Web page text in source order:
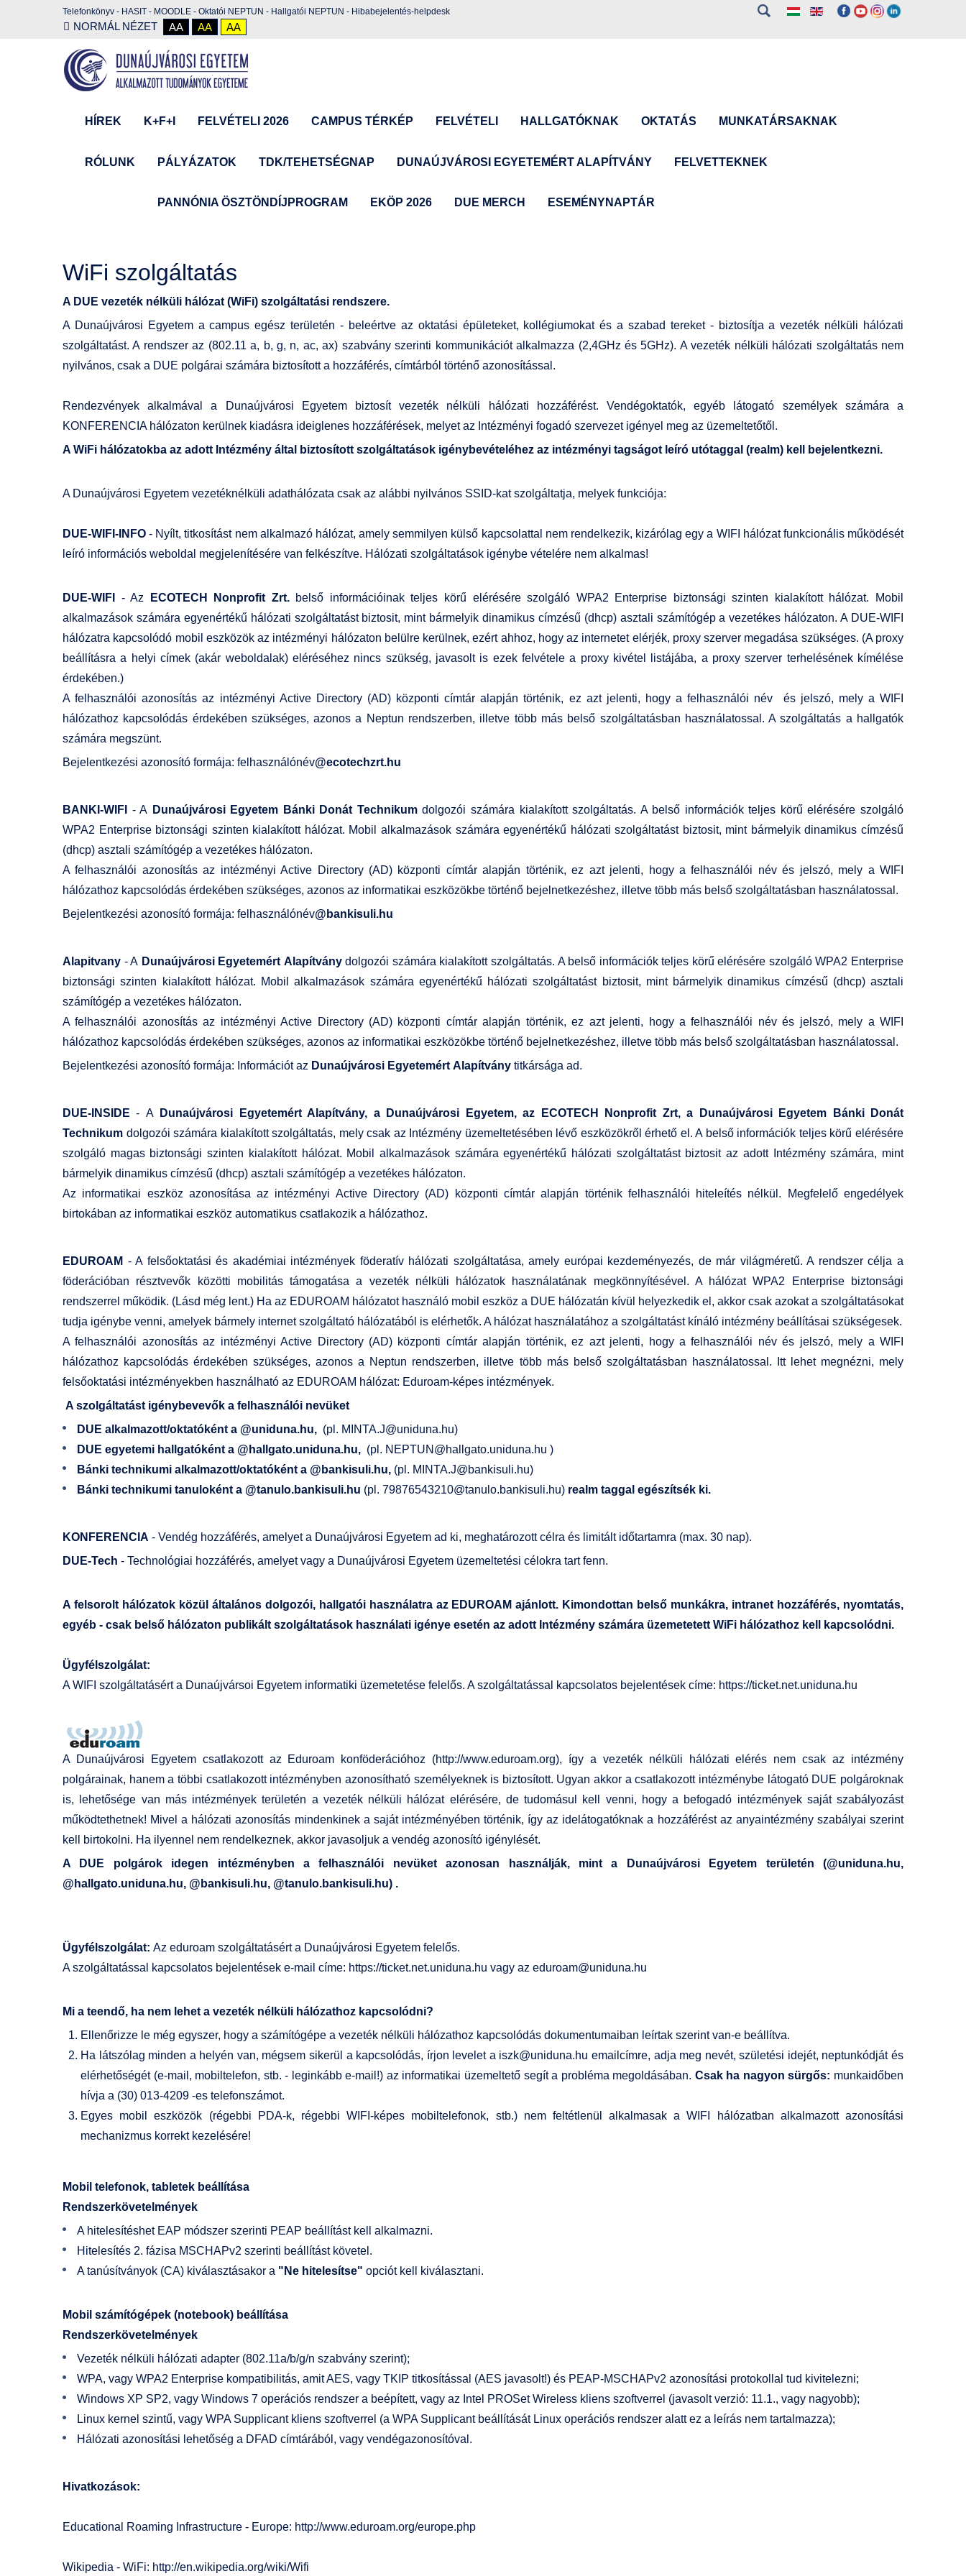
Telefonkönyv - HASIT - MOODLE - Oktatói NEPTUN - Hallgatói NEPTUN - Hibabejelentés-helpdesk
NORMÁL NÉZET AA AA AA
HÍREK K+F+I FELVÉTELI 2026 CAMPUS TÉRKÉP FELVÉTELI HALLGATÓKNAK OKTATÁS MUNKATÁRSAKNAK
RÓLUNK PÁLYÁZATOK TDK/TEHETSÉGNAP DUNAÚJVÁROSI EGYETEMÉRT ALAPÍTVÁNY FELVETTEKNEK
PANNÓNIA ÖSZTÖNDÍJPROGRAM EKÖP 2026 DUE MERCH ESEMÉNYNAPTÁR
WiFi szolgáltatás
A DUE vezeték nélküli hálózat (WiFi) szolgáltatási rendszere.
A Dunaújvárosi Egyetem a campus egész területén - beleértve az oktatási épületeket, kollégiumokat és a szabad tereket - biztosítja a vezeték nélküli hálózati
szolgáltatást. A rendszer az (802.11 a, b, g, n, ac, ax) szabvány szerinti kommunikációt alkalmazza (2,4GHz és 5GHz). A vezeték nélküli hálózati szolgáltatás nem
nyilvános, csak a DUE polgárai számára biztosított a hozzáférés, címtárból történő azonosítással.
Rendezvények alkalmával a Dunaújvárosi Egyetem biztosít vezeték nélküli hálózati hozzáférést. Vendégoktatók, egyéb látogató személyek számára a
KONFERENCIA hálózaton kerülnek kiadásra ideiglenes hozzáférések, melyet az Intézményi fogadó szervezet igényel meg az üzemeltetőtől.
A WiFi hálózatokba az adott Intézmény által biztosított szolgáltatások igénybevételéhez az intézményi tagságot leíró utótaggal (realm) kell bejelentkezni.
A Dunaújvárosi Egyetem vezetéknélküli adathálózata csak az alábbi nyilvános SSID-kat szolgáltatja, melyek funkciója:
DUE-WIFI-INFO - Nyílt, titkosítást nem alkalmazó hálózat, amely semmilyen külső kapcsolattal nem rendelkezik, kizárólag egy a WIFI hálózat funkcionális működését
leíró információs weboldal megjelenítésére van felkészítve. Hálózati szolgáltatások igénybe vételére nem alkalmas!
DUE-WIFI - Az ECOTECH Nonprofit Zrt.belső információinak teljes körű elérésére szolgáló WPA2 Enterprise biztonsági szinten kialakított hálózat. Mobil
alkalmazások számára egyenértékű hálózati szolgáltatást biztosit, mint bármelyik dinamikus címzésű (dhcp) asztali számítógép a vezetékes hálózaton. A DUE-WIFI
hálózatra kapcsolódó mobil eszközök az intézményi hálózaton belülre kerülnek, ezért ahhoz, hogy az internetet elérjék, proxy szerver megadása szükséges. (A proxy
beállításra a helyi címek (akár weboldalak) eléréséhez nincs szükség, javasolt is ezek felvétele a proxy kivétel listájába, a proxy szerver terhelésének kímélése
érdekében.)
A felhasználói azonosítás az intézményi Active Directory (AD) központi címtár alapján történik, ez azt jelenti, hogy a felhasználói név és jelszó, mely a WIFI
hálózathoz kapcsolódás érdekében szükséges, azonos a Neptun rendszerben, illetve több más belső szolgáltatásban használatossal. A szolgáltatás a hallgatók
számára megszünt.
Bejelentkezési azonosító formája: felhasználónév@ecotechzrt.hu
BANKI-WIFI - A Dunaújvárosi Egyetem Bánki Donát Technikumdolgozói számára kialakított szolgáltatás. A belső információk teljes körű elérésére szolgáló
WPA2 Enterprise biztonsági szinten kialakított hálózat. Mobil alkalmazások számára egyenértékű hálózati szolgáltatást biztosit, mint bármelyik dinamikus címzésű
(dhcp) asztali számítógép a vezetékes hálózaton.
A felhasználói azonosítás az intézményi Active Directory (AD) központi címtár alapján történik, ez azt jelenti, hogy a felhasználói név és jelszó, mely a WIFI
hálózathoz kapcsolódás érdekében szükséges, azonos az informatikai eszközökbe történő bejelnetkezéshez, illetve több más belső szolgáltatásban használatossal.
Bejelentkezési azonosító formája: felhasználónév@bankisuli.hu
Alapitvany - A Dunaújvárosi Egyetemért Alapítványdolgozói számára kialakított szolgáltatás. A belső információk teljes körű elérésére szolgáló WPA2 Enterprise
biztonsági szinten kialakított hálózat. Mobil alkalmazások számára egyenértékű hálózati szolgáltatást biztosit, mint bármelyik dinamikus címzésű (dhcp) asztali
számítógép a vezetékes hálózaton.
A felhasználói azonosítás az intézményi Active Directory (AD) központi címtár alapján történik, ez azt jelenti, hogy a felhasználói név és jelszó, mely a WIFI
hálózathoz kapcsolódás érdekében szükséges, azonos az informatikai eszközökbe történő bejelnetkezéshez, illetve több más belső szolgáltatásban használatossal.
Bejelentkezési azonosító formája: Információt az Dunaújvárosi Egyetemért Alapítvány titkársága ad.
DUE-INSIDE- A
Dunaújvárosi Egyetemért Alapítvány, a Dunaújvárosi Egyetem, az ECOTECH Nonprofit Zrt, a Dunaújvárosi Egyetem Bánki Donát
Technikum dolgozói számára kialakított szolgáltatás, mely csak az Intézmény üzemeltetésében lévő eszközökről érhető el. A belső információk teljes körű elérésére
szolgáló magas biztonsági szinten kialakított hálózat. Mobil alkalmazások számára egyenértékű hálózati szolgáltatást biztosit az adott Intézmény számára, mint
bármelyik dinamikus címzésű (dhcp) asztali számítógép a vezetékes hálózaton.
Az informatikai eszköz azonosítása az intézményi Active Directory (AD) központi címtár alapján történik felhasználói hiteleítés nélkül. Megfelelő engedélyek
birtokában az informatikai eszköz automatikus csatlakozik a hálózathoz.
EDUROAM - A felsőoktatási és akadémiai intézmények föderatív hálózati szolgáltatása, amely európai kezdeményezés, de már világméretű. A rendszer célja a
föderációban résztvevők közötti mobilitás támogatása a vezeték nélküli hálózatok használatának megkönnyítésével. A hálózat WPA2 Enterprise biztonsági
rendszerrel működik. (Lásd még lent.) Ha az EDUROAM hálózatot használó mobil eszköz a DUE hálózatán kívül helyezkedik el, akkor csak azokat a szolgáltatásokat
tudja igénybe venni, amelyek bármely internet szolgáltató hálózatából is elérhetők. A hálózat használatához a szolgáltatást kínáló intézmény beállításai szükségesek.
A felhasználói azonosítás az intézményi Active Directory (AD) központi címtár alapján történik, ez azt jelenti, hogy a felhasználói név és jelszó, mely a WIFI
hálózathoz kapcsolódás érdekében szükséges, azonos a Neptun rendszerben, illetve több más belső szolgáltatásban használatossal. Itt lehet megnézni, mely
felsőoktatási intézményekben használható az EDUROAM hálózat: Eduroam-képes intézmények.
A szolgáltatást igénybevevők a felhasználói nevüket
DUE alkalmazott/oktatóként a @uniduna.hu, (pl. MINTA.J@uniduna.hu)
DUE egyetemi hallgatóként a @hallgato.uniduna.hu, (pl. NEPTUN@hallgato.uniduna.hu )
Bánki technikumi alkalmazott/oktatóként a @bankisuli.hu, (pl. MINTA.J@bankisuli.hu)
Bánki technikumi tanuloként a @tanulo.bankisuli.hu (pl. 79876543210@tanulo.bankisuli.hu) realm taggal egészítsék ki.
KONFERENCIA - Vendég hozzáférés, amelyet a Dunaújvárosi Egyetem ad ki, meghatározott célra és limitált időtartamra (max. 30 nap).
DUE-Tech - Technológiai hozzáférés, amelyet vagy a Dunaújvárosi Egyetem üzemeltetési célokra tart fenn.
A felsorolt hálózatok közül általános dolgozói, hallgatói használatra az EDUROAM ajánlott. Kimondottan belső munkákra, intranet hozzáférés, nyomtatás,
egyéb - csak belső hálózaton publikált szolgáltatások használati igénye esetén az adott Intézmény számára üzemetetett WiFi hálózathoz kell kapcsolódni.
Ügyfélszolgálat:
A WIFI szolgáltatásért a Dunaújvársoi Egyetem informatiki üzemetetése felelős. A szolgáltatással kapcsolatos bejelentések címe: https://ticket.net.uniduna.hu
A Dunaújvárosi Egyetem csatlakozott az Eduroam konföderációhoz (http://www.eduroam.org), így a vezeték nélküli hálózati elérés nem csak az intézmény
polgárainak, hanem a többi csatlakozott intézményben azonosítható személyeknek is biztosított. Ugyan akkor a csatlakozott intézménybe látogató DUE polgároknak
is, lehetősége van más intézmények területén a vezeték nélküli hálózat elérésére, de tudomásul kell venni, hogy a befogadó intézmények saját szabályozást
működtethetnek! Mivel a hálózati azonosítás mindenkinek a saját intézményében történik, így az idelátogatóknak a hozzáférést az anyaintézmény szabályai szerint
kell birtokolni. Ha ilyennel nem rendelkeznek, akkor javasoljuk a vendég azonosító igénylését.
A DUE polgárok idegen intézményben a felhasználói nevüket azonosan használják, mint a Dunaújvárosi Egyetem területén (@uniduna.hu,
@hallgato.uniduna.hu, @bankisuli.hu, @tanulo.bankisuli.hu) .
Ügyfélszolgálat: Az eduroam szolgáltatásért a Dunaújvárosi Egyetem felelős.
A szolgáltatással kapcsolatos bejelentések e-mail címe: https://ticket.net.uniduna.hu vagy az eduroam@uniduna.hu
Mi a teendő, ha nem lehet a vezeték nélküli hálózathoz kapcsolódni?
Ellenőrizze le még egyszer, hogy a számítógépe a vezeték nélküli hálózathoz kapcsolódás dokumentumaiban leírtak szerint van-e beállítva.
Ha látszólag minden a helyén van, mégsem sikerül a kapcsolódás, írjon levelet a iszk@uniduna.hu emailcímre, adja meg nevét, születési idejét, neptunkódját és
elérhetőségét (e-mail, mobiltelefon, stb. - leginkább e-mail!) az informatikai üzemeltető segít a probléma megoldásában. Csak ha nagyon sürgős: munkaidőben
hívja a (30) 013-4209 -es telefonszámot.
Egyes mobil eszközök (régebbi PDA-k, régebbi WIFI-képes mobiltelefonok, stb.) nem feltétlenül alkalmasak a WIFI hálózatban alkalmazott azonosítási
mechanizmus korrekt kezelésére!
Mobil telefonok, tabletek beállítása
Rendszerkövetelmények
A hitelesítéshet EAP módszer szerinti PEAP beállítást kell alkalmazni.
Hitelesítés 2. fázisa MSCHAPv2 szerinti beállítást követel.
A tanúsítványok (CA) kiválasztásakor a "Ne hitelesítse" opciót kell kiválasztani.
Mobil számítógépek (notebook) beállítása
Rendszerkövetelmények
Vezeték nélküli hálózati adapter (802.11a/b/g/n szabvány szerint);
WPA, vagy WPA2 Enterprise kompatibilitás, amit AES, vagy TKIP titkosítással (AES javasolt!) és PEAP-MSCHAPv2 azonosítási protokollal tud kivitelezni;
Windows XP SP2, vagy Windows 7 operációs rendszer a beépített, vagy az Intel PROSet Wireless kliens szoftverrel (javasolt verzió: 11.1., vagy nagyobb);
Linux kernel szintű, vagy WPA Supplicant kliens szoftverrel (a WPA Supplicant beállítását Linux operációs rendszer alatt ez a leírás nem tartalmazza);
Hálózati azonosítási lehetőség a DFAD címtárából, vagy vendégazonosítóval.
Hivatkozások:
Educational Roaming Infrastructure - Europe: http://www.eduroam.org/europe.php
Wikipedia - WiFi: http://en.wikipedia.org/wiki/Wifi